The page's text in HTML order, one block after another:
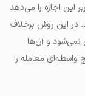
این اجازه را می‌دهد
در این روش برخلاف
نمی‌شود و آن‌ها
واسطه‌ای معامله را